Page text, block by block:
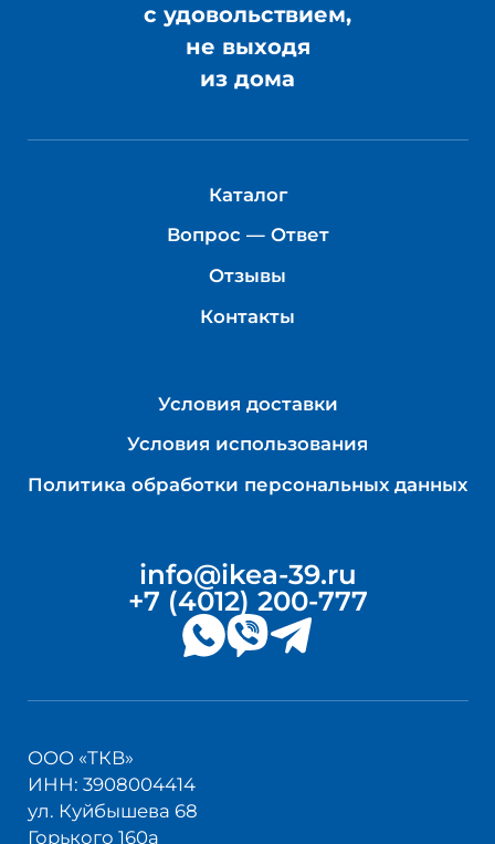
с удовольствием,
не выходя
из дома
Каталог
Вопрос — Ответ
Отзывы
Контакты
Условия доставки
Условия использования
Политика обработки персональных данных
info@ikea-39.ru
+7 (4012) 200-777
ООО «ТКВ»
ИНН: 3908004414
ул. Куйбышева 68
Горького 160а